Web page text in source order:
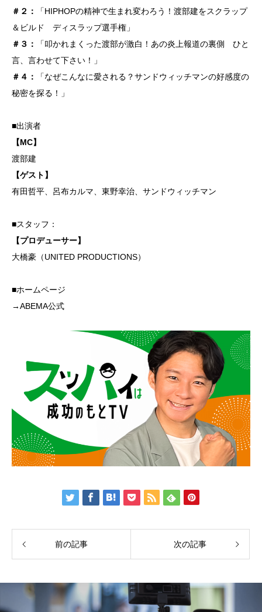
＃２：
「HIPHOPの精神で生まれ変わろう！渡部建をスクラップ
＆ビルド ディスラップ選手権」
＃３：
「叩かれまくった渡部が激白！あの炎上報道の裏側 ひと
言、言わせて下さい！」
＃４：
「なぜこんなに愛される？サンドウィッチマンの好感度の
秘密を探る！」
■出演者
【MC】
渡部建
【ゲスト】
有田哲平、呂布カルマ、東野幸治、サンドウィッチマン
■スタッフ：
【プロデューサー】
大橋豪（UNITED PRODUCTIONS）
■ホームページ
→ABEMA公式
前の記事 次の記事